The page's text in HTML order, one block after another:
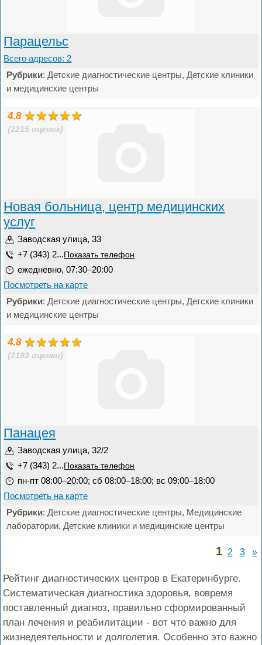
Парацельс
Всего адресов: 2
Рубрики: Детские диагностические центры, Детские клиники
и медицинские центры
4.8
(2215 оценок)
Новая больница, центр медицинских
услуг
Заводская улица, 33
+7 (343) 2... Показать телефон
ежедневно, 07:30–20:00
Посмотреть на карте
Рубрики: Детские диагностические центры, Детские клиники
и медицинские центры
4.8
(2193 оценки)
Панацея
Заводская улица, 32/2
+7 (343) 2... Показать телефон
пн-пт 08:00–20:00; сб 08:00–18:00; вс 09:00–18:00
Посмотреть на карте
Рубрики: Детские диагностические центры, Медицинские
лаборатории, Детские клиники и медицинские центры
1 2 3 »
Рейтинг диагностических центров в Екатеринбурге.
Систематическая диагностика здоровья, вовремя
поставленный диагноз, правильно сформированный
план лечения и реабилитации - вот что важно для
жизнедеятельности и долголетия. Особенно это важно